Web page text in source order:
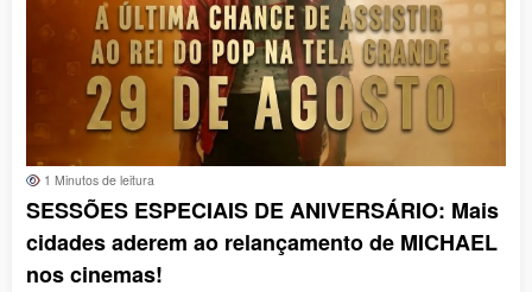
1 Minutos de leitura
SESSÕES ESPECIAIS DE ANIVERSÁRIO: Mais
cidades aderem ao relançamento de MICHAEL
nos cinemas!